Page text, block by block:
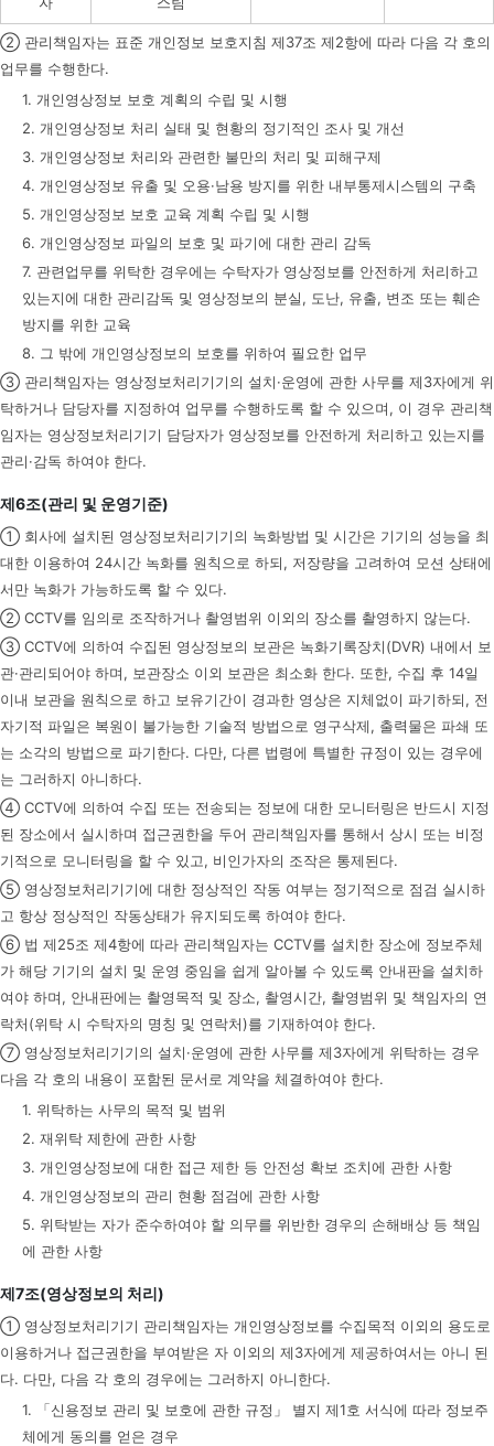
② 관리책임자는 표준 개인정보 보호지침 제37조 제2항에 따라 다음 각 호의
업무를 수행한다.
1. 개인영상정보 보호 계획의 수립 및 시행
2. 개인영상정보 처리 실태 및 현황의 정기적인 조사 및 개선
3. 개인영상정보 처리와 관련한 불만의 처리 및 피해구제
4. 개인영상정보 유출 및 오용·남용 방지를 위한 내부통제시스템의 구축
5. 개인영상정보 보호 교육 계획 수립 및 시행
6. 개인영상정보 파일의 보호 및 파기에 대한 관리 감독
7. 관련업무를 위탁한 경우에는 수탁자가 영상정보를 안전하게 처리하고
있는지에 대한 관리감독 및 영상정보의 분실, 도난, 유출, 변조 또는 훼손
방지를 위한 교육
8. 그 밖에 개인영상정보의 보호를 위하여 필요한 업무
③ 관리책임자는 영상정보처리기기의 설치·운영에 관한 사무를 제3자에게 위
탁하거나 담당자를 지정하여 업무를 수행하도록 할 수 있으며, 이 경우 관리책
임자는 영상정보처리기기 담당자가 영상정보를 안전하게 처리하고 있는지를
관리·감독 하여야 한다.
제6조(관리 및 운영기준)
① 회사에 설치된 영상정보처리기기의 녹화방법 및 시간은 기기의 성능을 최
대한 이용하여 24시간 녹화를 원칙으로 하되, 저장량을 고려하여 모션 상태에
서만 녹화가 가능하도록 할 수 있다.
② CCTV를 임의로 조작하거나 촬영범위 이외의 장소를 촬영하지 않는다.
③ CCTV에 의하여 수집된 영상정보의 보관은 녹화기록장치(DVR) 내에서 보
관·관리되어야 하며, 보관장소 이외 보관은 최소화 한다. 또한, 수집 후 14일
이내 보관을 원칙으로 하고 보유기간이 경과한 영상은 지체없이 파기하되, 전
자기적 파일은 복원이 불가능한 기술적 방법으로 영구삭제, 출력물은 파쇄 또
는 소각의 방법으로 파기한다. 다만, 다른 법령에 특별한 규정이 있는 경우에
는 그러하지 아니하다.
④ CCTV에 의하여 수집 또는 전송되는 정보에 대한 모니터링은 반드시 지정
된 장소에서 실시하며 접근권한을 두어 관리책임자를 통해서 상시 또는 비정
기적으로 모니터링을 할 수 있고, 비인가자의 조작은 통제된다.
⑤ 영상정보처리기기에 대한 정상적인 작동 여부는 정기적으로 점검 실시하
고 항상 정상적인 작동상태가 유지되도록 하여야 한다.
⑥ 법 제25조 제4항에 따라 관리책임자는 CCTV를 설치한 장소에 정보주체
가 해당 기기의 설치 및 운영 중임을 쉽게 알아볼 수 있도록 안내판을 설치하
여야 하며, 안내판에는 촬영목적 및 장소, 촬영시간, 촬영범위 및 책임자의 연
락처(위탁 시 수탁자의 명칭 및 연락처)를 기재하여야 한다.
⑦ 영상정보처리기기의 설치·운영에 관한 사무를 제3자에게 위탁하는 경우
다음 각 호의 내용이 포함된 문서로 계약을 체결하여야 한다.
1. 위탁하는 사무의 목적 및 범위
2. 재위탁 제한에 관한 사항
3. 개인영상정보에 대한 접근 제한 등 안전성 확보 조치에 관한 사항
4. 개인영상정보의 관리 현황 점검에 관한 사항
5. 위탁받는 자가 준수하여야 할 의무를 위반한 경우의 손해배상 등 책임
에 관한 사항
제7조(영상정보의 처리)
① 영상정보처리기기 관리책임자는 개인영상정보를 수집목적 이외의 용도로
이용하거나 접근권한을 부여받은 자 이외의 제3자에게 제공하여서는 아니 된
다. 다만, 다음 각 호의 경우에는 그러하지 아니한다.
1. 「신용정보 관리 및 보호에 관한 규정」 별지 제1호 서식에 따라 정보주
체에게 동의를 얻은 경우